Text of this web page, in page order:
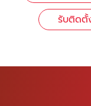
รับติดตั้